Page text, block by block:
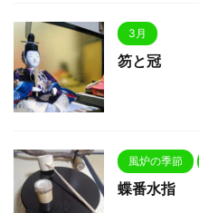
3月
笏と冠
風炉の季節
蝶番水指